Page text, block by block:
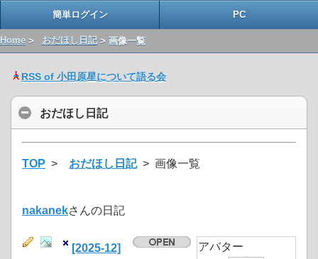
簡単ログイン PC
Home > おだほし日記> 画像一覧
RSS of 小田原星について語る会
おだほし日記
TOP > おだほし日記> 画像一覧
nakanekさんの日記
[2025-12]
アバター